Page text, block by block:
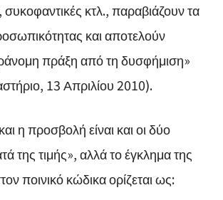
κτλ., παραβιάζουν τα
και αποτελούν
πράξη από τη δυσφήμιση»
13 Απριλίου 2010).
η προσβολή είναι και οι δύο
της τιμής», αλλά το έγκλημα της
ποινικό κώδικα ορίζεται ως: